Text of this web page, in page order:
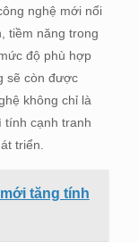
nghệ mới nổi
tiềm năng trong
độ phù hợp
sẽ còn được
không chỉ là
tính cạnh tranh
triển.
tăng tính